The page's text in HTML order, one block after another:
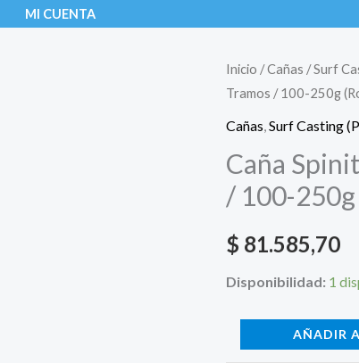
MI CUENTA
Inicio /Cañas /Surf
Tramos / 100-250g
Cañas Surf Casting
Caña
/ 100-
$ 81.585,70
Disponibilidad: 1
Caña
Spinit
Long
4,20m
-
Tramos
/
(Rotativo)
AÑADIR